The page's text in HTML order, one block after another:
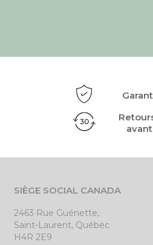
SIÈGE SOCIAL CANADA
2463 Rue Guénette,
Saint-Laurent, Québec
H4R 2E9